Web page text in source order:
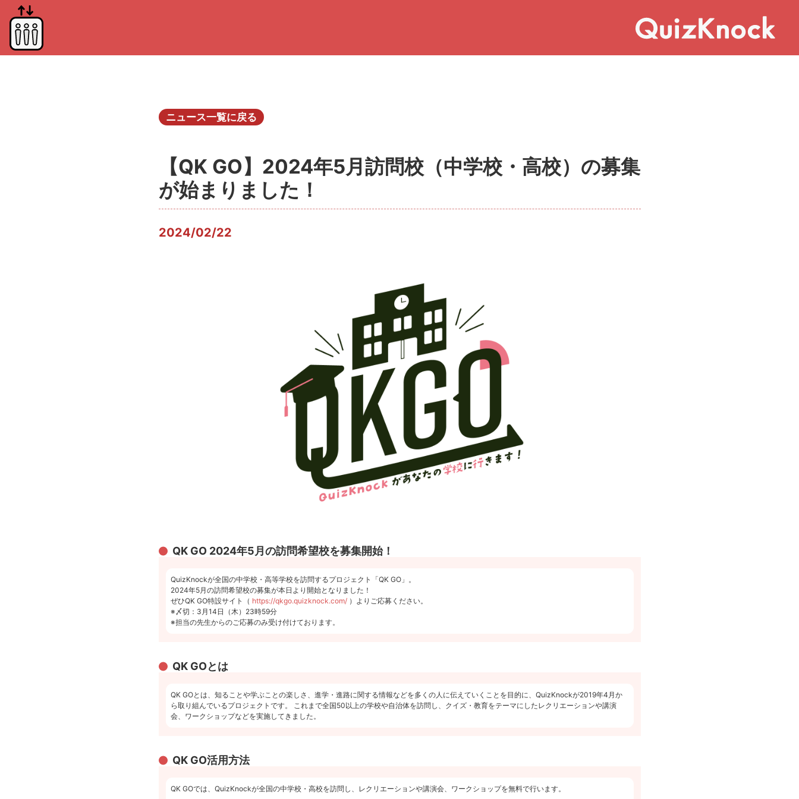
ニュース一覧に戻る
【QK GO】2024年5月訪問校（中学校・高校）の募集
が始まりました！
2024/02/22
QK GO 2024年5月の訪問希望校を募集開始！
QuizKnockが全国の中学校・高等学校を訪問するプロジェクト「QK GO」。
2024年5月の訪問希望校の募集が本日より開始となりました！
ぜひQK GO特設サイト（ https://qkgo.quizknock.com/）よりご応募ください。
※〆切：3月14日（木）23時59分
※担当の先生からのご応募のみ受け付けております。
QK GOとは
QK GOとは、知ることや学ぶことの楽しさ、進学・進路に関する情報などを多くの人に伝えていくことを目的に、QuizKnockが2019年4月か
ら取り組んでいるプロジェクトです。 これまで全国50以上の学校や自治体を訪問し、クイズ・教育をテーマにしたレクリエーションや講演
会、ワークショップなどを実施してきました。
QK GO活用方法
QK GOでは、QuizKnockが全国の中学校・高校を訪問し、レクリエーションや講演会、ワークショップを無料で行います。